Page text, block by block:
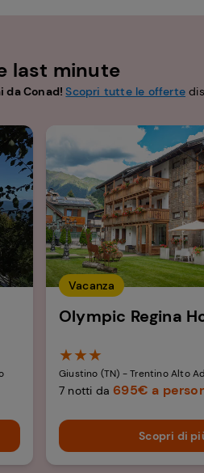
last minute
da Conad!Scopri tutte le offerte
Vacanza
Olympic Regina
★★★
Giustino (TN) - Trentino Alto
7 notti da695€ a
Scopri di